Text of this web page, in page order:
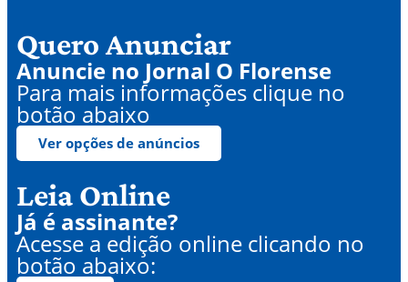
Quero Anunciar
Anuncie no Jornal O Florense
Para mais informações clique no
botão abaixo
Ver opções de anúncios
Leia Online
Já é assinante?
Acesse a edição online clicando no
botão abaixo: